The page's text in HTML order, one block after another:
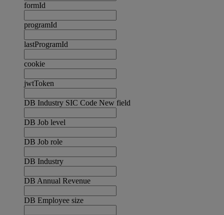
formId
programId
lastProgramId
cookie
jwtToken
DB Industry SIC Code New field
DB Job level
DB Job role
DB Industry
DB Annual Revenue
DB Employee size